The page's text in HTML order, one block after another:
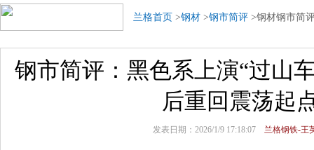
兰格首页 >钢材 >钢市简评 >钢材钢市简
钢市简评：黑色系上演“过山
后重回震荡起
发表日期：2026/1/9 17:18:07兰格钢铁-王